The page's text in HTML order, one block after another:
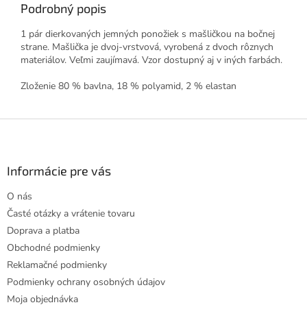
Podrobný popis
1 pár dierkovaných jemných ponožiek s mašličkou na bočnej
strane. Mašlička je dvoj-vrstvová, vyrobená z dvoch rôznych
materiálov. Veľmi zaujímavá. Vzor dostupný aj v iných farbách.
Zloženie 80 % bavlna, 18 % polyamid, 2 % elastan
Informácie pre vás
O nás
Časté otázky a vrátenie tovaru
Doprava a platba
Obchodné podmienky
Reklamačné podmienky
Podmienky ochrany osobných údajov
Moja objednávka